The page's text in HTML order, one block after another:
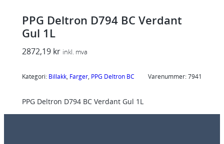
PPG Deltron D794 BC Verdant
Gul 1L
2872,19 kr inkl. mva
Kategori: Billakk, Farger, PPG Deltron BC Varenummer:7941
PPG Deltron D794 BC Verdant Gul 1L